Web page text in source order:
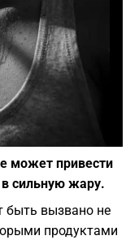
может привести
сильную жару.
быть вызвано не
продуктами